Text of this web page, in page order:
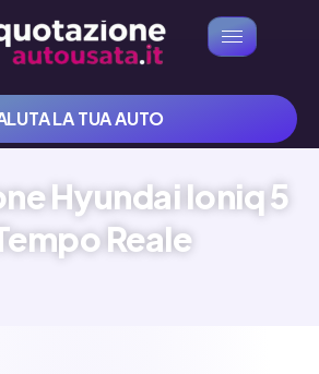
LA TUA AUTO
Hyundai Ioniq 5
Reale